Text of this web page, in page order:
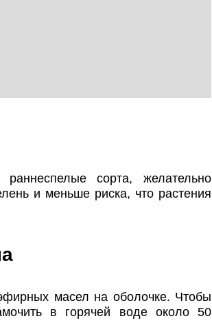
сорта, желательно
и меньше риска, что растения
масел на оболочке. Чтобы
в горячей воде около 50